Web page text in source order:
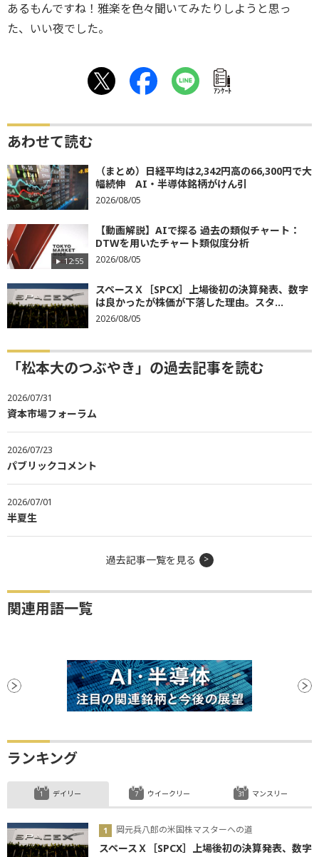
あるもんですね！雅楽を色々聞いてみたりしようと思っ
た、いい夜でした。
ｱﾝｹｰﾄ
あわせて読む
（まとめ）日経平均は2,342円高の66,300円で大
幅続伸 AI・半導体銘柄がけん引
2026/08/05
12:55
【動画解説】AIで探る 過去の類似チャート：
DTWを用いたチャート類似度分析
2026/08/05
スペースＸ［SPCX］上場後初の決算発表、数字
は良かったが株価が下落した理由。スタ...
2026/08/05
「松本大のつぶやき」の過去記事を読む
2026/07/31
資本市場フォーラム
2026/07/23
パブリックコメント
2026/07/01
半夏生
過去記事一覧を見る
関連用語一覧
ランキング
デイリー
岡元兵八郎の米国株マスターへの道
スペースＸ［SPCX］上場後初の決算発表、数字
ウイークリー マンスリー